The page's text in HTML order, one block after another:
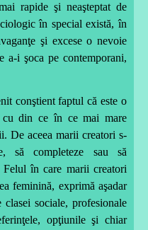
rapide şi neaşteptat de
în special există, în
şi excese o nevoie
a-i şoca pe contemporani,
faptul că este o
cu din ce în ce mai mare
De aceea marii creatori s-
să completeze sau să
Felul în care marii creatori
feminină, exprimă aşadar
sociale, profesionale
opţiunile şi chiar